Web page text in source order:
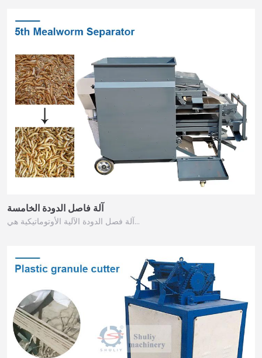
آلة فاصل الدودة الخامسة
آلة فصل الدودة الآلية الأوتوماتيكية هي…